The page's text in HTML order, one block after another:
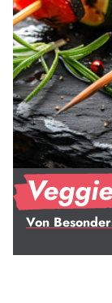
Von